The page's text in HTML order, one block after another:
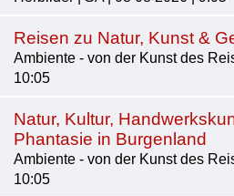
Reisen zu Natur, Kunst &
Ambiente - von der Kunst des
10:05
Natur, Kultur,
Phantasie in Burgenland
Ambiente - von der Kunst des
10:05